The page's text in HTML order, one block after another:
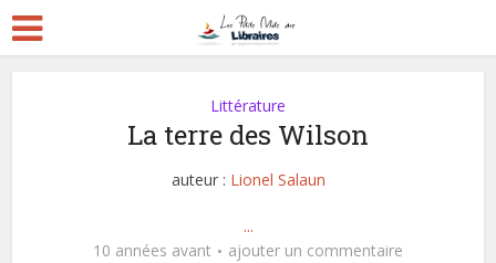
Littérature
La terre des Wilson
auteur : Lionel Salaun
...
10 années avant
ajouter un commentaire